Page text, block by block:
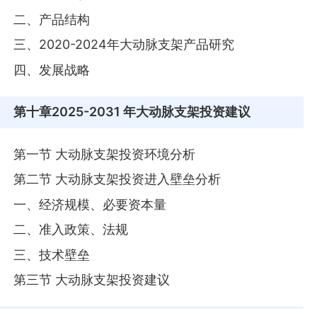
二、产品结构
三、2020-2024年大动脉支架产品研究
四、发展战略
第十章2025-2031 年大动脉支架投资建议
第一节 大动脉支架投资环境分析
第二节 大动脉支架投资进入壁垒分析
一、经济规模、必要资本量
二、准入政策、法规
三、技术壁垒
第三节 大动脉支架投资建议